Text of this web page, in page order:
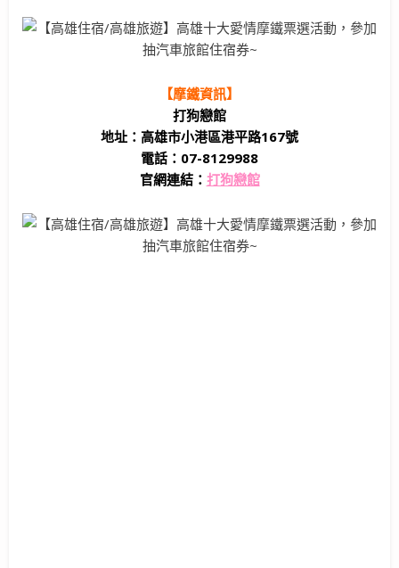
【摩鐵資訊】
打狗戀館
地址：高雄市小港區港平路167號
電話：07-8129988
官網連結： 打狗戀館